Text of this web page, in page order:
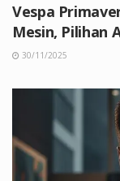
Vespa
Mesin, Pilihan
30/11/2025